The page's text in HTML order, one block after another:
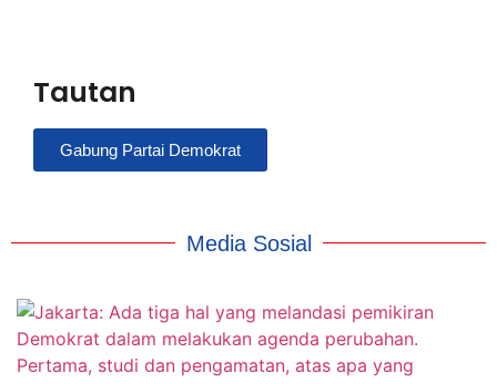
Tautan
Gabung Partai Demokrat
Media Sosial